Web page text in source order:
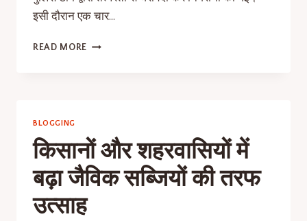
इसी दौरान एक चार…
READ MORE
BLOGGING
किसानों और शहरवासियों में
बढ़ा जैविक सब्जियों की तरफ
उत्साह